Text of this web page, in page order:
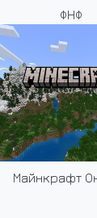
ФНФ
Майнкрафт